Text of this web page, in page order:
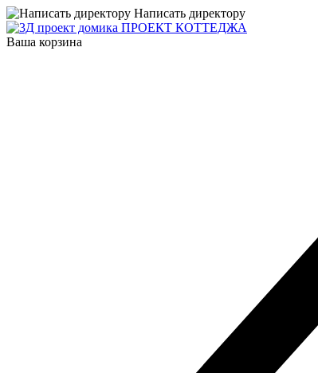
Написать директору
ПРОЕКТ КОТТЕДЖА
Ваша корзина